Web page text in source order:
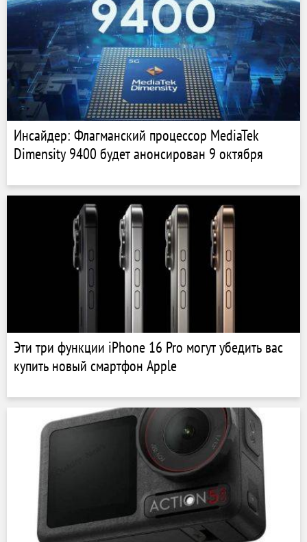
Инсайдер: Флагманский процессор MediaTek
Dimensity 9400 будет анонсирован 9 октября
Эти три функции iPhone 16 Pro могут убедить вас
купить новый смартфон Apple